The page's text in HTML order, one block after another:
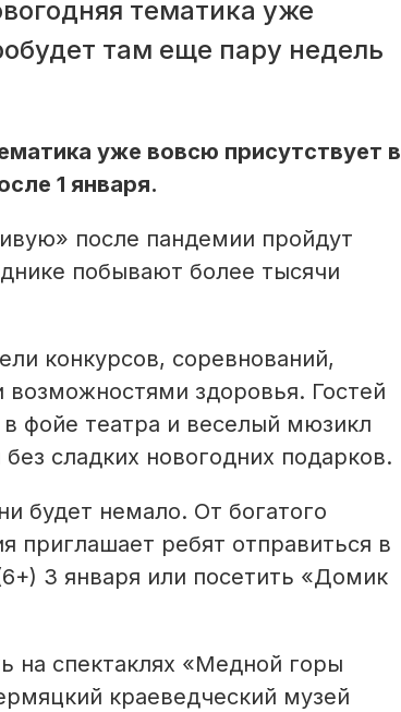
тематика уже
там еще пару недель
уже вовсю присутствует в
1 января.
после пандемии пройдут
побывают более тысячи
конкурсов, соревнований,
здоровья. Гостей
фойе театра и веселый мюзикл
сладких новогодних подарков.
будет немало. От богатого
приглашает ребят отправиться в
3 января или посетить «Домик
на спектаклях «Медной горы
краеведческий музей